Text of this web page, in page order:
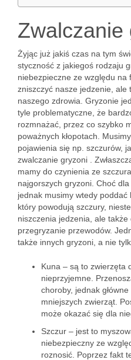
Zwalczanie
Żyjąc już jakiś czas na tym
styczność z jakiegoś rodzaju
niebezpieczne ze względu na
zniszczyć nasze jedzenie, ale
naszego zdrowia. Gryzonie
tyle problematyczne, że
rozmnażać, przez co szybko
poważnych kłopotach.
pojawienia się np. szczurów,
zwalczanie gryzoni .
mamy do czynienia ze
najgorszych gryzoni. Choć
jednak musimy wtedy poddać
który powodują szczury,
niszczenia jedzenia, ale
przegryzanie przewodów.
także innych gryzoni, a nie
Kuna – są to zwierzęta
nieprzyjemne.
choroby, jednak
mniejszych zwierząt.
może okazać się dla
Szczur – jest to
niebezpieczny ze
roznosić. Poprzez fakt